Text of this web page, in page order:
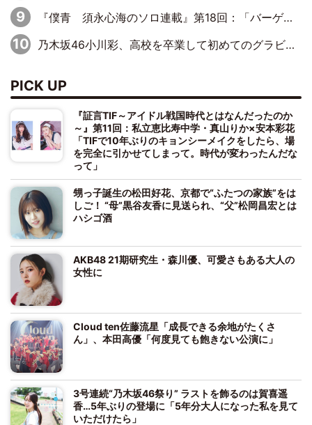
『僕青 須永心海のソロ連載』第18回：「バーゲンセールハンターみうな inしまむら」編
乃木坂46小川彩、高校を卒業して初めてのグラビア「大人になった感じがしました(笑)」
PICK UP
『証言TIF～アイドル戦国時代とはなんだったのか
～』第11回：私立恵比寿中学・真山りか×安本彩花
「TIFで10年ぶりのキョンシーメイクをしたら、場
を完全に引かせてしまって。時代が変わったんだな
って」
甥っ子誕生の松田好花、京都で“ふたつの家族”をは
しご！ “母”黒谷友香に見送られ、“父”松岡昌宏とは
ハシゴ酒
AKB48 21期研究生・森川優、可愛さもある大人の
女性に
Cloud ten佐藤流星「成長できる余地がたくさ
ん」、本田高優「何度見ても飽きない公演に」
3号連続“乃木坂46祭り” ラストを飾るのは賀喜遥
香…5年ぶりの登場に「5年分大人になった私を見て
いただけたら」